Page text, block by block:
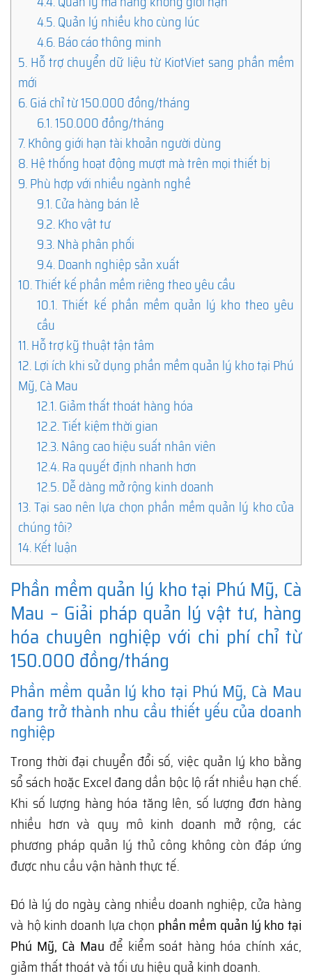
4.5.Quản lý nhiều kho cùng lúc
4.6.Báo cáo thông minh
5. Hỗ trợ chuyển dữ liệu từ KiotViet sang phần mềm
mới
6.Giá chỉ từ 150.000 đồng/tháng
6.1.150.000 đồng/tháng
7.Không giới hạn tài khoản người dùng
8.Hệ thống hoạt động mượt mà trên mọi thiết bị
9.Phù hợp với nhiều ngành nghề
9.1.Cửa hàng bán lẻ
9.2.Kho vật tư
9.3.Nhà phân phối
9.4.Doanh nghiệp sản xuất
10.Thiết kế phần mềm riêng theo yêu cầu
10.1. Thiết kế phần mềm quản lý kho theo yêu
cầu
11.Hỗ trợ kỹ thuật tận tâm
12.Lợi ích khi sử dụng phần mềm quản lý kho tại Phú
Mỹ, Cà Mau
12.1.Giảm thất thoát hàng hóa
12.2.Tiết kiệm thời gian
12.3.Nâng cao hiệu suất nhân viên
12.4.Ra quyết định nhanh hơn
12.5.Dễ dàng mở rộng kinh doanh
13.Tại sao nên lựa chọn phần mềm quản lý kho của
chúng tôi?
14.Kết luận
Phần mềm quản lý kho tại Phú Mỹ, Cà
Mau – Giải pháp quản lý vật tư, hàng
hóa chuyên nghiệp với chi phí chỉ từ
150.000 đồng/tháng
Phần mềm quản lý kho tại Phú Mỹ, Cà Mau
đang trở thành nhu cầu thiết yếu của doanh
nghiệp
Trong thời đại chuyển đổi số, việc quản lý kho bằng
sổ sách hoặc Excel đang dần bộc lộ rất nhiều hạn chế.
Khi số lượng hàng hóa tăng lên, số lượng đơn hàng
nhiều hơn và quy mô kinh doanh mở rộng, các
phương pháp quản lý thủ công không còn đáp ứng
được nhu cầu vận hành thực tế.
Đó là lý do ngày càng nhiều doanh nghiệp, cửa hàng
và hộ kinh doanh lựa chọn phần mềm quản lý kho tại
Phú Mỹ, Cà Mau để kiểm soát hàng hóa chính xác,
giảm thất thoát và tối ưu hiệu quả kinh doanh.